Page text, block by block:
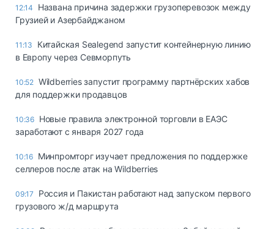
12:14
Названа причина задержки грузоперевозок между
Грузией и Азербайджаном
11:13
Китайская Sealegend запустит контейнерную линию
в Европу через Севморпуть
10:52 Wildberries запустит программу партнёрских хабов
для поддержки продавцов
10:36 Новые правила электронной торговли в ЕАЭС
заработают с января 2027 года
10:16 Минпромторг изучает предложения по поддержке
селлеров после атак на Wildberries
09:17
Россия и Пакистан работают над запуском первого
грузового ж/д маршрута